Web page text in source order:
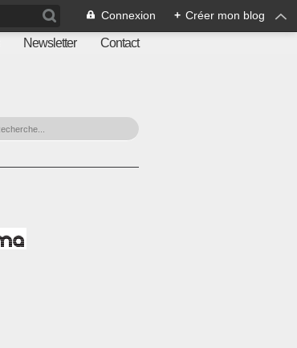
Connexion + Créer mon blog
Newsletter Contact